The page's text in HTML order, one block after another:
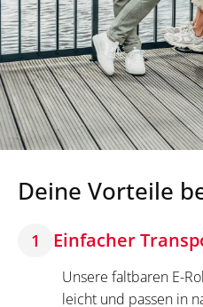
Deine Vorteile
1 Einfacher
Unsere faltbaren E-
leicht und passen in